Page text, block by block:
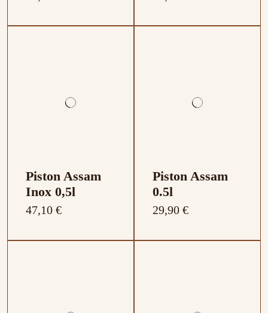
Piston Assam
Inox 0,5l
47,10 €
Piston Assam
0.5l
29,90 €